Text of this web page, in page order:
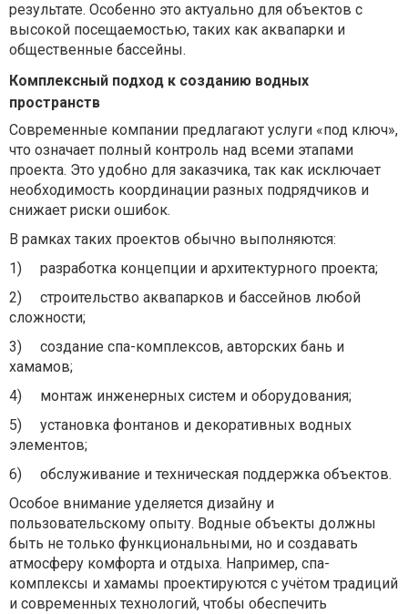
результате. Особенно это актуально для объектов с
высокой посещаемостью, таких как аквапарки и
общественные бассейны.
Комплексный подход к созданию водных
пространств
Современные компании предлагают услуги «под ключ»,
что означает полный контроль над всеми этапами
проекта. Это удобно для заказчика, так как исключает
необходимость координации разных подрядчиков и
снижает риски ошибок.
В рамках таких проектов обычно выполняются:
1)
разработка концепции и архитектурного проекта;
2)
строительство аквапарков и бассейнов любой
сложности;
3)
создание спа-комплексов, авторских бань и
хамамов;
4)
монтаж инженерных систем и оборудования;
5)
установка фонтанов и декоративных водных
элементов;
6)
обслуживание и техническая поддержка объектов.
Особое внимание уделяется дизайну и
пользовательскому опыту. Водные объекты должны
быть не только функциональными, но и создавать
атмосферу комфорта и отдыха. Например, спа-
комплексы и хамамы проектируются с учётом традиций
и современных технологий, чтобы обеспечить